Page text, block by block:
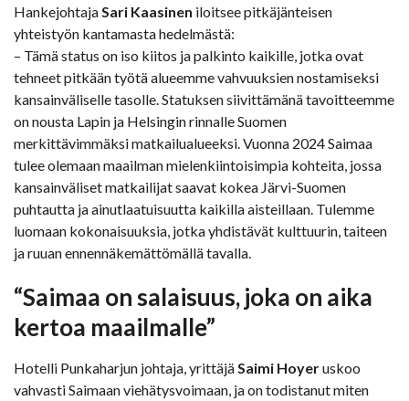
HankejohtajaSari Kaasinen iloitsee pitkäjänteisen
yhteistyön kantamasta hedelmästä:
– Tämä status on iso kiitos ja palkinto kaikille, jotka ovat
tehneet pitkään työtä alueemme vahvuuksien nostamiseksi
kansainväliselle tasolle. Statuksen siivittämänä tavoitteemme
on nousta Lapin ja Helsingin rinnalle Suomen
merkittävimmäksi matkailualueeksi. Vuonna 2024 Saimaa
tulee olemaan maailman mielenkiintoisimpia kohteita, jossa
kansainväliset matkailijat saavat kokea Järvi-Suomen
puhtautta ja ainutlaatuisuutta kaikilla aisteillaan. Tulemme
luomaan kokonaisuuksia, jotka yhdistävät kulttuurin, taiteen
ja ruuan ennennäkemättömällä tavalla.
“Saimaa on salaisuus, joka on aika
kertoa maailmalle”
Hotelli Punkaharjun johtaja, yrittäjäSaimi Hoyeruskoo
vahvasti Saimaan viehätysvoimaan, ja on todistanut miten